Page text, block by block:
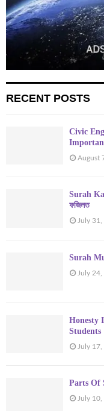
RECENT POSTS
Civic
August
Surah
ফজিলত
July
Surah
July
Honesty
Students
July
Parts Of
July